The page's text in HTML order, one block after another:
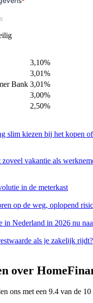
3,10%
3,01%
Bank 3,01%
3,00%
2,50%
slim kiezen bij het kopen
zoveel vakantie als
in de meterkast
op de weg, oplopend
in Nederland in 2026 nu
als je zakelijk rijdt?
over
ons met een 9.4 van de 10